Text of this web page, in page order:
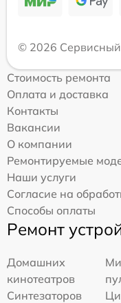
© 2026 Сервисный
Стоимость ремонта
Оплата и доставка
Контакты
Вакансии
О компании
Ремонтируемые
Наши услуги
Согласие на
Способы оплаты
Ремонт
Домашних
кинотеатров
Синтезаторов